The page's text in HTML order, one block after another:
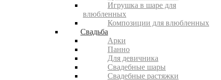
Игрушка в шаре для
влюбленных
Композиции для влюбленных
Свадьба
Арки
Панно
Для девичника
Свадебные шары
Свадебные растяжки